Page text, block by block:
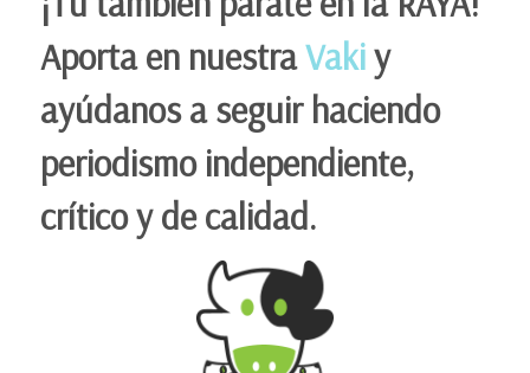
Aporta en nuestraVakiy
ayúdanos a seguir haciendo
periodismo independiente,
crítico y de calidad.